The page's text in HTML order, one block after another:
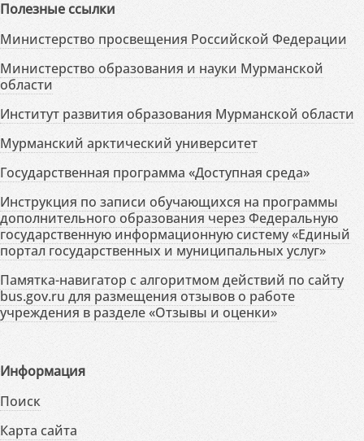
Полезные ссылки
Министерство просвещения Российской Федерации
Министерство образования и науки Мурманской
области
Институт развития образования Мурманской области
Мурманский арктический университет
Государственная программа «Доступная среда»
Инструкция по записи обучающихся на программы
дополнительного образования через Федеральную
государственную информационную систему «Единый
портал государственных и муниципальных услуг»
Памятка-навигатор с алгоритмом действий по сайту
bus.gov.ru для размещения отзывов о работе
учреждения в разделе «Отзывы и оценки»
Информация
Поиск
Карта сайта